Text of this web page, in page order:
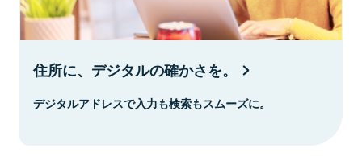
住所に、デジタルの確かさを。
デジタルアドレスで入力も検索もスムーズに。